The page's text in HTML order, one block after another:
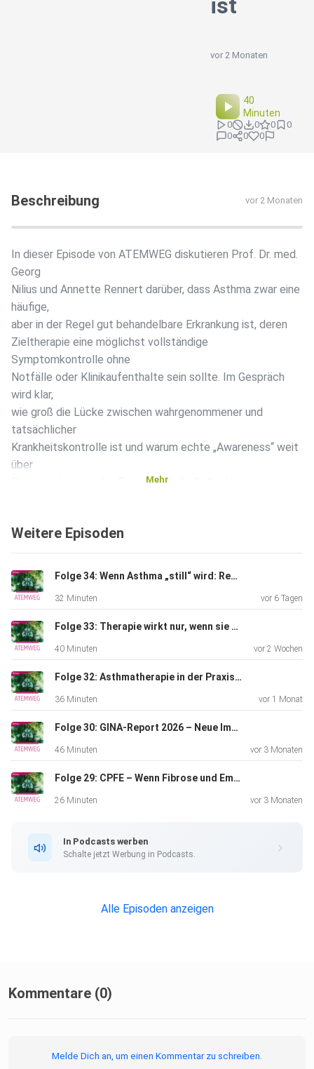
ist
vor 2 Monaten
40
Minuten
0 0 0
0
0
0 0
Beschreibung vor 2 Monaten
In dieser Episode von ATEMWEG diskutieren Prof. Dr. med.
Georg
Nilius und Annette Rennert darüber, dass Asthma zwar eine
häufige,
aber in der Regel gut behandelbare Erkrankung ist, deren
Zieltherapie eine möglichst vollständige
Symptomkontrolle ohne
Notfälle oder Klinikaufenthalte sein sollte. Im Gespräch
wird klar,
wie groß die Lücke zwischen wahrgenommener und
tatsächlicher
Krankheitskontrolle ist und warum echte „Awareness“ weit
über
Diagnose hinausgeht. Es geht um die Rolle der
und um
Erkrankung aktiv zu managen. Gleichzeitig zeigen die
Beispiele aus
der Praxis, welches Potenzial in klaren Prozessen,
Digitalisierung
und interdisziplinärer Zusammenarbeit steckt. Eine Folge
Versorgung, Verantwortung und die Chance, Asthma für
viele
Folge 31:
Asthma erkennen – warum Awareness der erste
Themenschwerpunkte: • Asthma als häufige, aber gut
kontrollierbare
Rolle der hausärztlichen Versorgung • Digitalisierung als
Praxis im Kaiserviertel in Dortmund In unserer nächste
Asthmatherapie in der hausärztlichen und der
Mehr
Weitere Episoden
Folge 34: Wenn Asthma „still“ wird: Remission als Therapieziel
32 Minuten vor 6 Tagen
Folge 33: Therapie wirkt nur, wenn sie ankommt – Asthma‑Adhärenz im Praxisalltag
40 Minuten vor 2 Wochen
Folge 32: Asthmatherapie in der Praxis: wenn Stufenschema auf Realität trifft
36 Minuten vor 1 Monat
Folge 30: GINA-Report 2026 – Neue Impulse für die Asthmatherapie
46 Minuten vor 3 Monaten
Folge 29: CPFE – Wenn Fibrose und Emphysem gemeinsam die Lunge herausfordern
26 Minuten vor 3 Monaten
In Podcasts werben
Schalte jetzt Werbung in Podcasts.
Alle Episoden anzeigen
Kommentare (0)
Melde Dich an, um einen Kommentar zu schreiben.